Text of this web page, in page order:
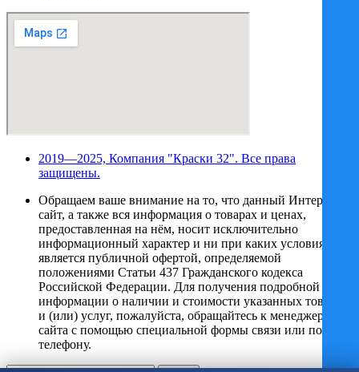
2019—2025, Компания "Краски 32". Все права
защищены.
Обращаем ваше внимание на то, что данный Интернет-
сайт, а также вся информация о товарах и ценах,
предоставленная на нём, носит исключительно
информационный характер и ни при каких условиях не
является публичной офертой, определяемой
положениями Статьи 437 Гражданского кодекса
Российской Федерации. Для получения подробной
информации о наличии и стоимости указанных товаров
и (или) услуг, пожалуйста, обращайтесь к менеджеру
сайта с помощью специальной формы связи или по
телефону.